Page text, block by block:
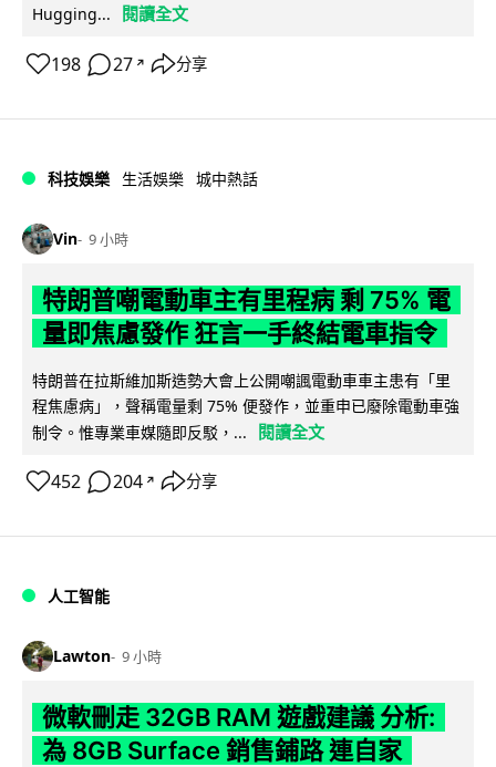
Hugging...
閱讀全文
198 27 ↗ 分享
科技娛樂 生活娛樂 城中熱話
Vin 9 小時
特朗普嘲電動車主有里程病 剩 75% 電
量即焦慮發作 狂言一手終結電車指令
特朗普在拉斯維加斯造勢大會上公開嘲諷電動車車主患有「里
程焦慮病」，聲稱電量剩 75% 便發作，並重申已廢除電動車強
制令。惟專業車媒隨即反駁，...
閱讀全文
452 204 ↗ 分享
人工智能
Lawton 9 小時
微軟刪走 32GB RAM 遊戲建議 分析:
為 8GB Surface 銷售鋪路 連自家